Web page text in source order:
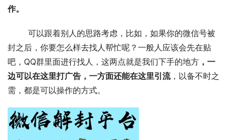
作。
封之后，你要怎么样去找人帮忙呢？一般人应该会先在贴
吧，QQ群里面进行找人，这两点就是我们下手的地方 ，一
边可以在这里打广告，一方面还能在这里引流，以备不时之
需，都是可以操作的方式。